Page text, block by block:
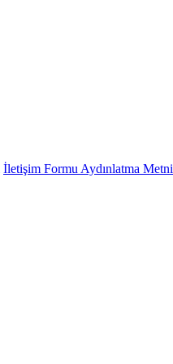
İletişim Formu Aydınlatma Metni